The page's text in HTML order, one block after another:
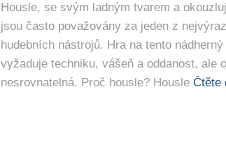
Housle, se svým ladným tvarem a
jsou často považovány za jeden z
hudebních nástrojů. Hra na tento
vyžaduje techniku, vášeň a oddanost, ale
nesrovnatelná. Proč housle? Housle Čtěte